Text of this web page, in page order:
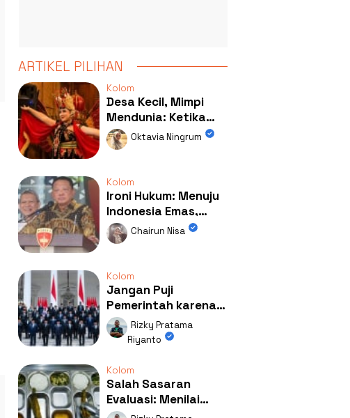
ARTIKEL PILIHAN
Kolom
Desa Kecil, Mimpi
Mendunia: Ketika
Kolaborasi
Mengubah Wajah
Oktavia Ningrum
Kolom
Ironi Hukum: Menuju
Indonesia Emas,
Ternyata Emasnya
Ada di Rumah Febrie!
Chairun Nisa
Kolom
Jangan Puji
Pemerintah karena
Kerja: Mengapa
Publik Begitu Mudah
Rizky Pratama
Riyanto
Kolom
Salah Sasaran
Evaluasi: Menilai
Program MBG Lewat